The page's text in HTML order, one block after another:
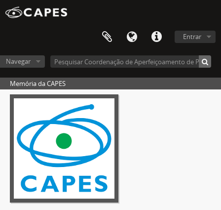
Entrar
Navegar
Memória da CAPES